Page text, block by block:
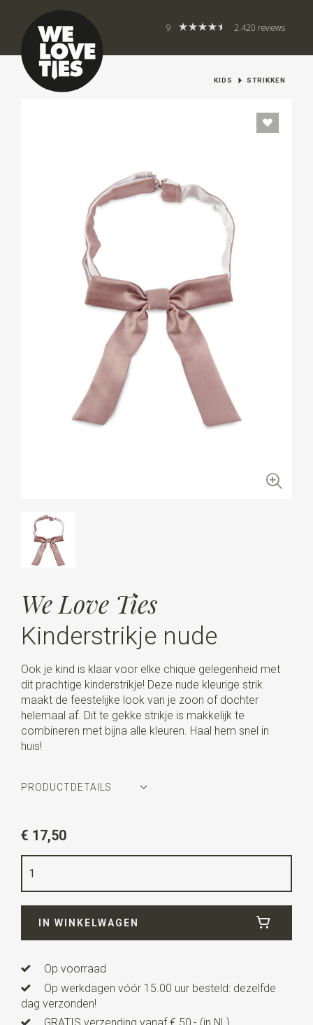
9 2.420 reviews
KIDS STRIKKEN
We Love Ties
Kinderstrikje nude
Ook je kind is klaar voor elke chique gelegenheid met
dit prachtige kinderstrikje! Deze nude kleurige strik
maakt de feestelijke look van je zoon of dochter
helemaal af. Dit te gekke strikje is makkelijk te
combineren met bijna alle kleuren. Haal hem snel in
huis!
PRODUCTDETAILS
nude
Kwaliteit
Lengte12 cm
verstelbaar bandje. Deze kinderstrik is geschikt voor
kinderen van ca. 3 tot 10 jaar.
€ 17,50
IN WINKELWAGEN
Op voorraad
Op werkdagen vóór 15.00 uur besteld: dezelfde
dag verzonden!